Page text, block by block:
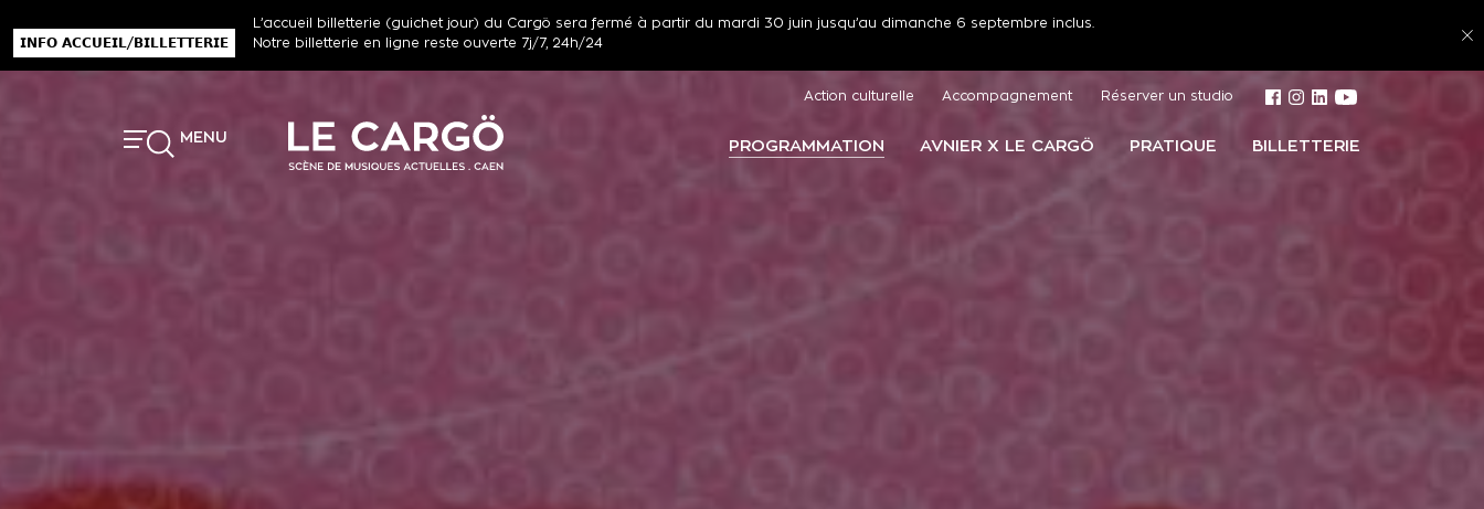
𝗜𝗡𝗙𝗢 𝗔𝗖𝗖𝗨𝗘𝗜𝗟/𝗕𝗜𝗟𝗟𝗘𝗧𝗧𝗘𝗥𝗜𝗘
L’accueil billetterie (guichet jour) du Cargö sera fermé à partir du mardi 30 juin jusqu’au dimanche 6 septembre inclus.
Notre billetterie en ligne reste ouverte 7j/7, 24h/24
MENU
Action culturelle Accompagnement Réserver un studio
PROGRAMMATION AVNIER X LE CARGÖ PRATIQUE BILLETTERIE